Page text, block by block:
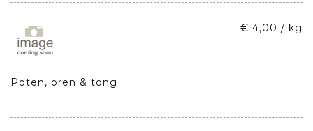
Poten, oren & tong
€ 4,00 / kg